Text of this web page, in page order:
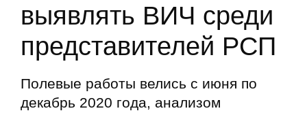
выявлять ВИЧ среди
представителей РСП
Полевые работы велись с июня по
декабрь 2020 года, анализом